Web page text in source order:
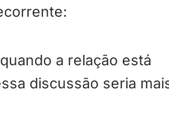
a relação está
discussão seria